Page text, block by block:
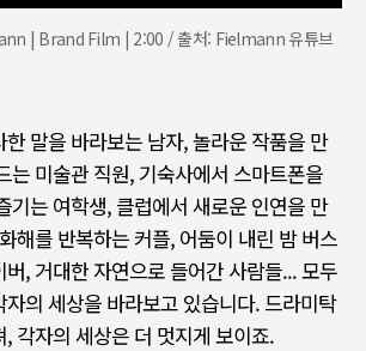
| Brand Film | 2:00 / 출처: Fielmann 유튜브
말을 바라보는 남자,놀라운 작품을 만
는 미술관 직원, 기숙사에서 스마트폰을
기는 여학생, 클럽에서 새로운 인연을 만
해를 반복하는 커플, 어둠이 내린 밤 버스
버, 거대한 자연으로 들어간 사람들...모두
의 세상을 바라보고 있습니다. 드라미탁
, 각자의 세상은 더 멋지게 보이죠.